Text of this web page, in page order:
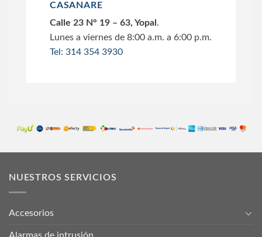
CASANARE
Calle 23 N° 19 – 63, Yopal .
Lunes a viernes de 8:00 a.m. a 6:00 p.m.
Tel: 314 354 3930
NUESTROS SERVICIOS
Accesorios
Alarmas de intrusión